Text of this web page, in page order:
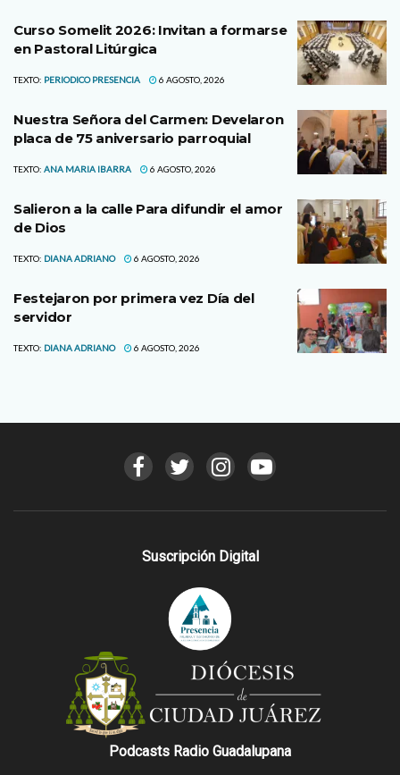
Curso Somelit 2026: Invitan a formarse
en Pastoral Litúrgica
TEXTO: PERIODICO PRESENCIA 6 AGOSTO, 2026
Nuestra Señora del Carmen: Develaron
placa de 75 aniversario parroquial
TEXTO: ANA MARIA IBARRA 6 AGOSTO, 2026
Salieron a la calle Para difundir el amor
de Dios
TEXTO: DIANA ADRIANO 6 AGOSTO, 2026
Festejaron por primera vez Día del
servidor
TEXTO: DIANA ADRIANO 6 AGOSTO, 2026
Suscripción Digital
Podcasts Radio Guadalupana